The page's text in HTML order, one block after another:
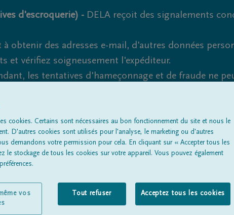
d'escroquerie) - DELA reçoit des signalements
obtenir des adresses e-mail, d'autres données
et vérifiez soigneusement l'expéditeur.
les tentatives d'hameçonnage et de fraude ne
Tous les avis de décèsÀ propos de nousEntrepreneur de
cookies. Certains sont nécessaires au bon fonctionnement du site et nous le
D'autres cookies sont utilisés pour l'analyse, le marketing ou d'autres
demandons votre permission pour cela. En cliquant sur « Accepter tous les
le stockage de tous les cookies sur votre appareil. Vous pouvez également
Tout refuser Acceptez tous les cookies
vos